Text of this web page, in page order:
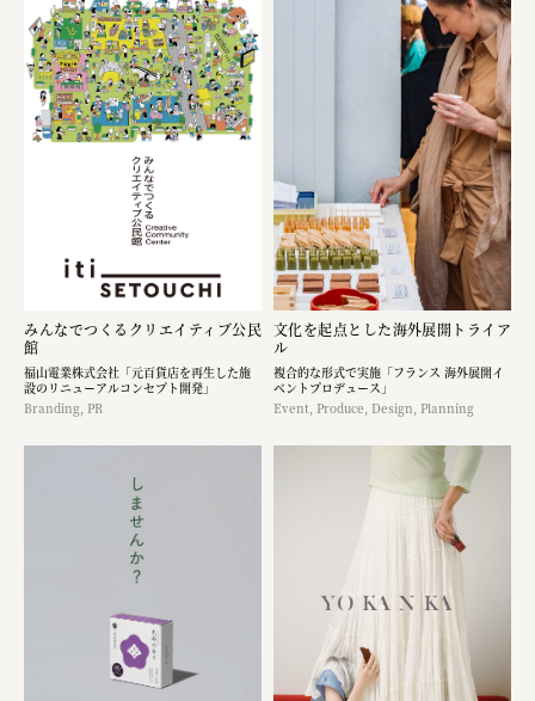
みんなでつくるクリエイティブ公民
館
福山電業株式会社「元百貨店を再生した施
設のリニューアルコンセプト開発」
Branding, PR
文化を起点とした海外展開トライア
ル
複合的な形式で実施「フランス 海外展開イ
ベントプロデュース」
Event, Produce, Design, Planning